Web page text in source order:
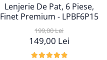
Lenjerie De Pat, 6 Piese,
Finet Premium - LPBF6P15
199,00 Lei
149,00 Lei